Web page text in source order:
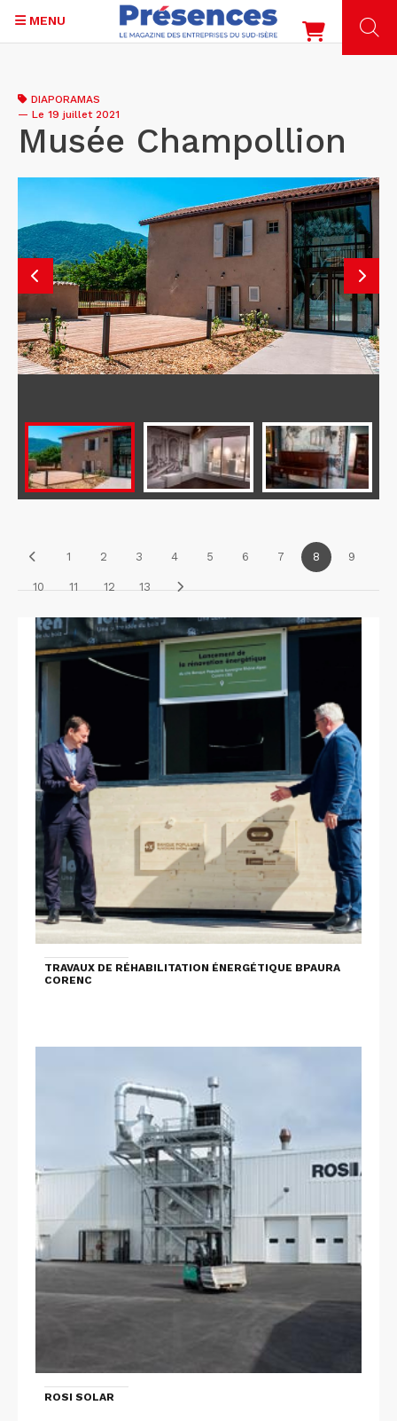
contenu
principal
MENU
DIAPORAMAS
— Le 19 juillet 2021
Musée Champollion
1 2 3 4 5 6 7 8 9
10 11 12 13
TRAVAUX DE RÉHABILITATION ÉNERGÉTIQUE BPAURA
CORENC
ROSI SOLAR